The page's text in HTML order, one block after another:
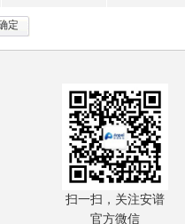
扫一扫，关注安谱
官方微信